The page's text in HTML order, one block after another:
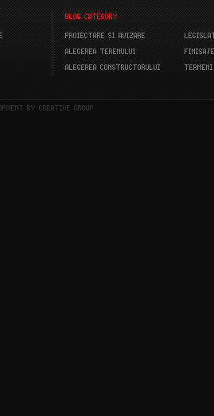
BLOG CATEGORY
PROIECTARE SI AVIZARE
ALEGEREA TERENULUI
ALEGEREA CONSTRUCTORULUI
BY CREATIVE GROUP